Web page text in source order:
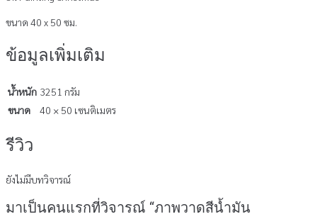
ขนาด 40 x 50 ซม.
ข้อมูลเพิ่มเติม
น้ำหนัก 3251 กรัม
ขนาด
40 × 50 เซนติเมตร
รีวิว
ยังไม่มีบทวิจารณ์
มาเป็นคนแรกที่วิจารณ์ “ภาพวาดสีน้ำมัน